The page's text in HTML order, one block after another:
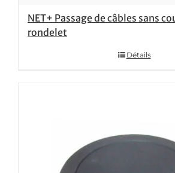
NET+ Passage de câbles sans
rondelet
Détails